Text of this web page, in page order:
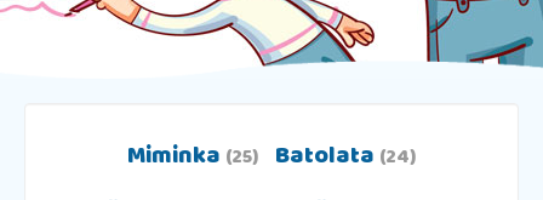
Miminka (25) Batolata (24)